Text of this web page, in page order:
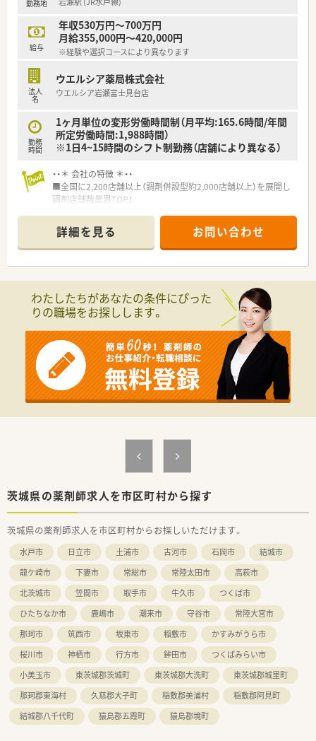
■年間休日が120日とワークライフバランスが整っています
■日用品から常備薬まで、従業員割引制度など嬉しいメリットも
たくさんあります！
勤務地
給与
年収530万円～700万円
月給355,000円～420,000円
※経験や選択コースにより異なります
法人
名
ウエルシア薬局株式会社
ウエルシア岩瀬富士見台店
勤務
時間
1ヶ月単位の変形労働時間制（月平均:165.6時間/年間
所定労働時間:1,988時間）
※1日4~15時間のシフト制勤務（店舗により異なる）
・・＊ 会社の特徴 ＊・・
■全国に2,200店舗以上（調剤併設型約2,000店舗以上）を展開し
調剤店舗数業界TOP！
頑張り次第で高給与も可能！
■経験や勤務コースによりますが、経験の少ない方でも500万前
半スタートと業界TOP水準！
■職種や職域に合わせ、豊富な社内研修や外部組織と連携した研
■薬剤師が中心の会社だからこそ活躍できるキャリアパスが多
種多様に用意されています。
■店舗拡大に伴い、エリアマネジャーや営業部長等のマネジメン
■在宅や教育等の専門性を活かせるスペシャリストを目指すこ
とも可能です。
■その他にも、管理部門や商品部門等の本社スタッフなど活動領
域は多種多様です。
■在宅実施店舗は年々増加しており、在宅医療へもしっかりと関
わる事ができます。
■育児休暇は3歳まで取得が可能で、時短制度は小学5年生まで
■年間休日が120日とワークライフバランスが整っています
■日用品から常備薬まで、従業員割引制度など嬉しいメリットも
詳細を見る お問い合わせ
わたしたちがあなたの条件にぴった
りの職場をお探しします。
茨城県の薬剤師求人を市区町村から探す
茨城県の薬剤師求人を市区町村からお探しいただけます。
水戸市 日立市 土浦市 古河市 石岡市
結城市
龍ケ崎市
下妻市 常総市 常陸太田市
高萩市
北茨城市
笠間市 取手市 牛久市
つくば市
ひたちなか市
鹿嶋市 潮来市 守谷市
常陸大宮市
那珂市
筑西市 坂東市 稲敷市
かすみがうら市
桜川市
神栖市 行方市 鉾田市
つくばみらい市
小美玉市
東茨城郡茨城町 東茨城郡大洗町
東茨城郡城里町
那珂郡東海村
久慈郡大子町 稲敷郡美浦村
稲敷郡阿見町
結城郡八千代町
猿島郡五霞町 猿島郡境町